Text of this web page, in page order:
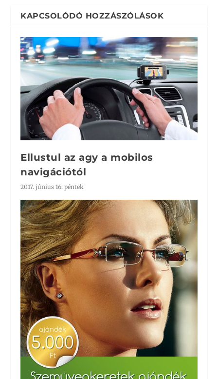
KAPCSOLÓDÓ HOZZÁSZÓLÁSOK
Ellustul az agy a mobilos
navigációtól
2017. június 16. péntek